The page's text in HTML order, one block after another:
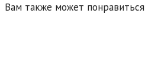
Вам также может понравиться